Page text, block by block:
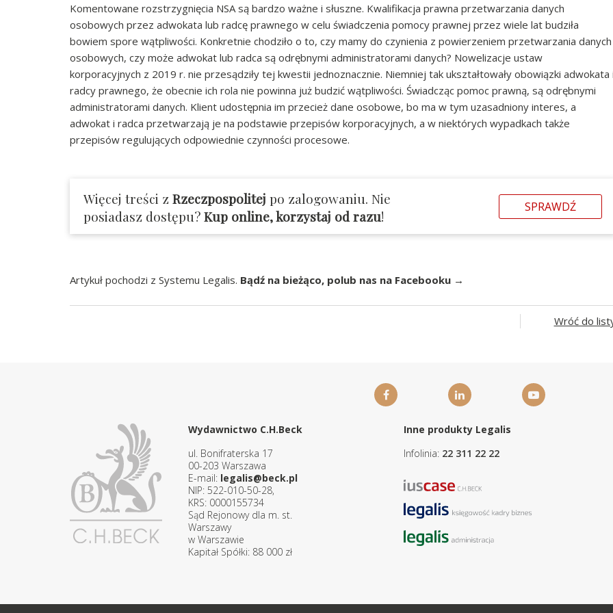
Komentowane rozstrzygnięcia NSA są bardzo ważne i słuszne. Kwalifikacja prawna przetwarzania danych
osobowych przez adwokata lub radcę prawnego w celu świadczenia pomocy prawnej przez wiele lat budziła
bowiem spore wątpliwości. Konkretnie chodziło o to, czy mamy do czynienia z powierzeniem przetwarzania danych
osobowych, czy może adwokat lub radca są odrębnymi administratorami danych? Nowelizacje ustaw
korporacyjnych z 2019 r. nie przesądziły tej kwestii jednoznacznie. Niemniej tak ukształtowały obowiązki adwokata
radcy prawnego, że obecnie ich rola nie powinna już budzić wątpliwości. Świadcząc pomoc prawną, są odrębnymi
administratorami danych. Klient udostępnia im przecież dane osobowe, bo ma w tym uzasadniony interes, a
adwokat i radca przetwarzają je na podstawie przepisów korporacyjnych, a w niektórych wypadkach także
przepisów regulujących odpowiednie czynności procesowe.
Więcej treści z Rzeczpospolitej po zalogowaniu. Nie
posiadasz dostępu?Kup online, korzystaj od razu!
SPRAWDŹ
Artykuł pochodzi z Systemu Legalis. Bądź na bieżąco, polub nas na Facebooku →
Wróć do
Wydawnictwo C.H.Beck
ul. Bonifraterska 17
00-203 Warszawa
E-mail: legalis@beck.pl
NIP: 522-010-50-28,
KRS: 0000155734
Sąd Rejonowy dla m. st.
Warszawy
w Warszawie
Kapitał Spółki: 88 000 zł
Inne produkty Legalis
Infolinia: 22 311 22 22